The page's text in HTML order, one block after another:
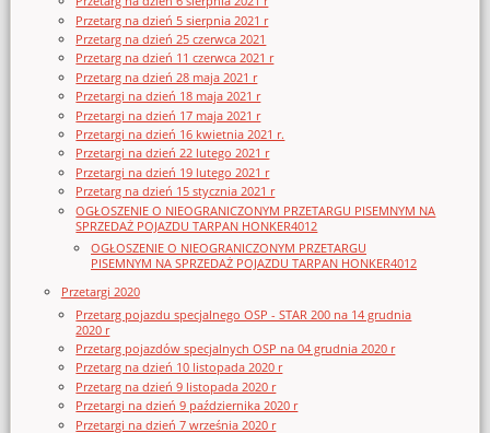
Przetarg na dzień 5 sierpnia 2021 r
Przetarg na dzień 25 czerwca 2021
Przetarg na dzień 11 czerwca 2021 r
Przetarg na dzień 28 maja 2021 r
Przetargi na dzień 18 maja 2021 r
Przetargi na dzień 17 maja 2021 r
Przetargi na dzień 16 kwietnia 2021 r.
Przetargi na dzień 22 lutego 2021 r
Przetargi na dzień 19 lutego 2021 r
Przetarg na dzień 15 stycznia 2021 r
OGŁOSZENIE O NIEOGRANICZONYM PRZETARGU PISEMNYM NA
SPRZEDAŻ POJAZDU TARPAN HONKER4012
OGŁOSZENIE O NIEOGRANICZONYM PRZETARGU
PISEMNYM NA SPRZEDAŻ POJAZDU TARPAN HONKER4012
Przetargi 2020
Przetarg pojazdu specjalnego OSP - STAR 200 na 14 grudnia
2020 r
Przetarg pojazdów specjalnych OSP na 04 grudnia 2020 r
Przetarg na dzień 10 listopada 2020 r
Przetarg na dzień 9 listopada 2020 r
Przetargi na dzień 9 października 2020 r
Przetargi na dzień 7 września 2020 r